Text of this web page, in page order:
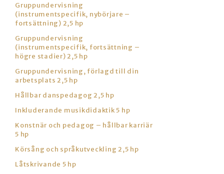
Gruppundervisning
(instrumentspecifik, nybörjare –
fortsättning) 2,5 hp
Gruppundervisning
(instrumentspecifik, fortsättning –
högre stadier) 2,5 hp
Gruppundervisning, förlagd till din
arbetsplats 2,5 hp
Hållbar danspedagog 2,5 hp
Inkluderande musikdidaktik 5 hp
Konstnär och pedagog – hållbar karriär
5 hp
Körsång och språkutveckling 2,5 hp
Låtskrivande 5 hp